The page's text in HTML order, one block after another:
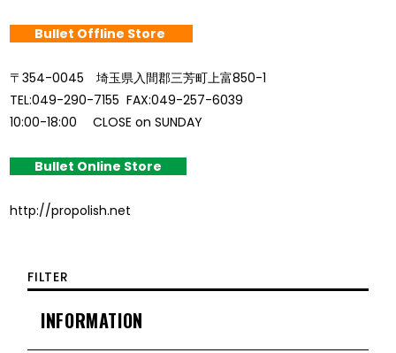
Bullet Offline Store
〒354-0045 埼玉県入間郡三芳町上富850-1
TEL:049-290-7155 FAX:049-257-6039
10:00-18:00 CLOSE on SUNDAY
Bullet Online Store
http://propolish.net
FILTER
INFORMATION